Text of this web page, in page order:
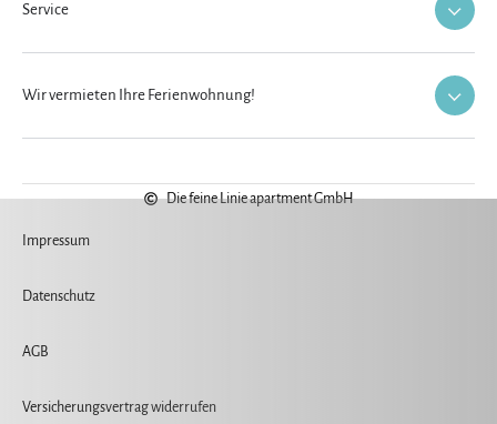
Service
Wir vermieten Ihre Ferienwohnung!
Die feine Linie apartment GmbH
Impressum
Datenschutz
AGB
Versicherungsvertrag widerrufen